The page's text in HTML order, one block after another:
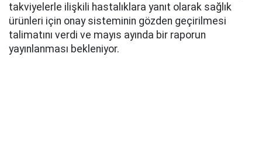
takviyelerle ilişkili hastalıklara yanıt olarak sağlık
ürünleri için onay sisteminin gözden geçirilmesi
talimatını verdi ve mayıs ayında bir raporun
yayınlanması bekleniyor.